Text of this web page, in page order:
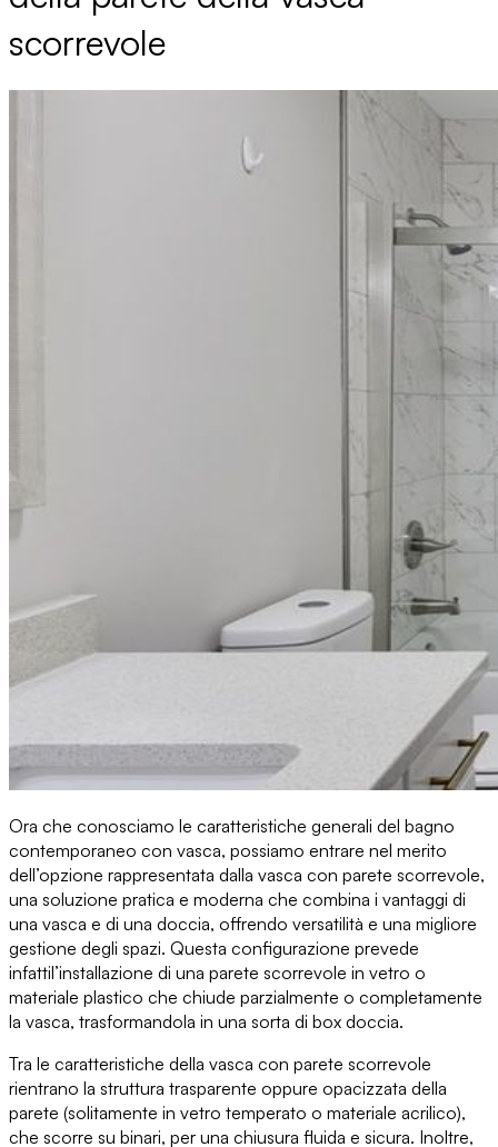
scorrevole
Ora che conosciamo le caratteristiche generali del bagno
contemporaneo con vasca, possiamo entrare nel merito
dell’opzione rappresentata dalla vasca con parete scorrevole,
una soluzione pratica e moderna che combina i vantaggi di
una vasca e di una doccia, offrendo versatilità e una migliore
gestione degli spazi. Questa configurazione prevede
infattil’installazione di una parete scorrevole in vetro o
materiale plastico che chiude parzialmente o completamente
la vasca, trasformandola in una sorta di box doccia.
Tra le caratteristiche della vasca con parete scorrevole
rientrano la struttura trasparente oppure opacizzata della
parete (solitamente in vetro temperato o materiale acrilico),
che scorre su binari, per una chiusura fluida e sicura. Inoltre,